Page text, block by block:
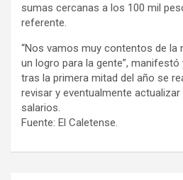
sumas cercanas a los 100 mil
referente.
“Nos vamos muy contentos de la
un logro para la gente”,
tras la primera mitad del año se
revisar y eventualmente
salarios.
Fuente: El Caletense.